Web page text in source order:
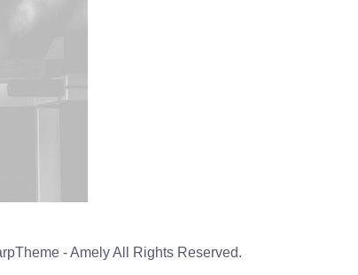
- Amely All Rights Reserved.